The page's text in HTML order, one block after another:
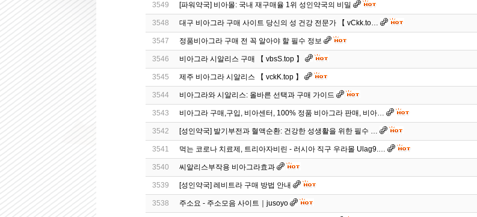
3549 [파워약국] 비아몰: 국내 재구매율 1위 성인약국의 비밀
3548 대구 비아그라 구매 사이트 당신의 성 건강 전문가 【 vCkk.to…
3547 정품비아그라 구매 전 꼭 알아야 할 필수 정보
3546 비아그라 시알리스 구매 【 vbsS.top 】
3545 제주 비아그라 시알리스 【 vckK.top 】
3544 비아그라와 시알리스: 올바른 선택과 구매 가이드
3543 비아그라 구매,구입, 비아센터, 100% 정품 비아그라 판매, 비아…
3542 [성인약국] 발기부전과 혈액순환: 건강한 성생활을 위한 필수 …
3541 먹는 코로나 치료제, 트리아자비린 - 러시아 직구 우라몰 Ulag9.…
3540 씨알리스부작용 비아그라효과
3539 [성인약국] 레비트라 구매 방법 안내
3538 주소요 - 주소모음 사이트｜jusoyo